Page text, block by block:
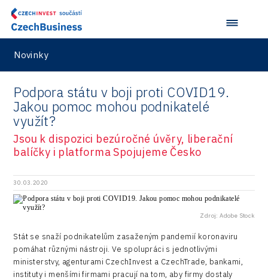
Kaleido
Drones
Rail
Connectivity
Consulting
Data services
Devices
Infrastructure
R&D
Security
Příhraničí
Společenská odpovědnost
Technická infrastruktura
Technické vzdělávání
Zaměstnanost
Konference Potenciál místní ekonomiky 2018
Pasportizace
Novinky
Podpora státu v boji proti COVID19.
Jakou pomoc mohou podnikatelé
využít?
Jsou k dispozici bezúročné úvěry, liberační
balíčky i platforma Spojujeme Česko
30.03.2020
Zdroj: Adobe Stock
Stát se snaží podnikatelům zasaženým pandemií koronaviru
pomáhat různými nástroji. Ve spolupráci s jednotlivými
ministerstvy, agenturami CzechInvest a CzechTrade, bankami,
instituty i menšími firmami pracují na tom, aby firmy dostaly